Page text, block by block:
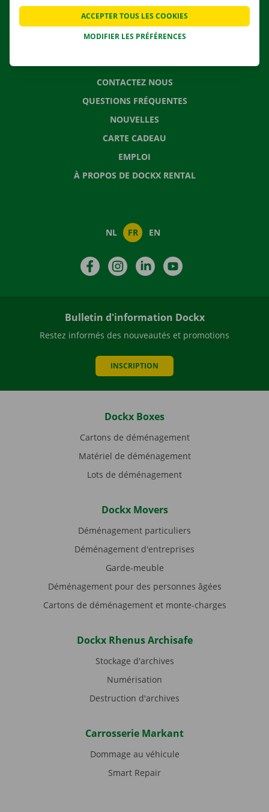
APPLI
SOLUTIONS DE DÉMÉNAGEMENT
CONTACTEZ NOUS
QUESTIONS FRÉQUENTES
NOUVELLES
CARTE CADEAU
EMPLOI
À PROPOS DE DOCKX RENTAL
NL FR EN
FacebookInstagramLinkedIn
Bulletin d'information Dockx
Restez informés des nouveautés et promotions
INSCRIPTION
Dockx Boxes
Cartons de déménagement
Matériel de déménagement
Lots de déménagement
Dockx Movers
Déménagement particuliers
Déménagement d'entreprises
Garde-meuble
Déménagement pour des personnes âgées
Cartons de déménagement et monte-charges
Dockx Rhenus Archisafe
Stockage d'archives
Numérisation
Destruction d'archives
Carrosserie Markant
Dommage au véhicule
Smart Repair
MODIFIER LES PRÉFÉRENCES
ACCEPTER TOUS LES COOKIES